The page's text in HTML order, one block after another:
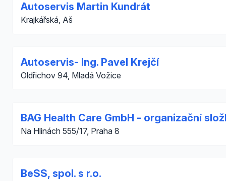
Autoservis Martin Kundrát
Krajkářská, Aš
Autoservis- Ing. Pavel Krejčí
Oldřichov 94, Mladá Vožice
BAG Health Care GmbH - organizační
Na Hlinách 555/17, Praha 8
BeSS, spol. s r.o.